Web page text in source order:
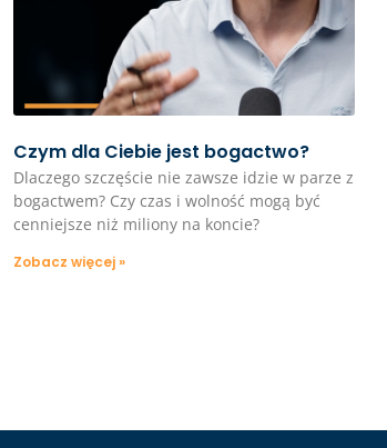
Czym dla Ciebie jest bogactwo?
Dlaczego szczęście nie zawsze idzie w parze z
bogactwem? Czy czas i wolność mogą być
cenniejsze niż miliony na koncie?
Zobacz więcej »